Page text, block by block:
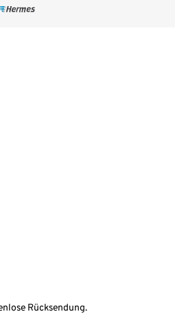
Rücksendung.